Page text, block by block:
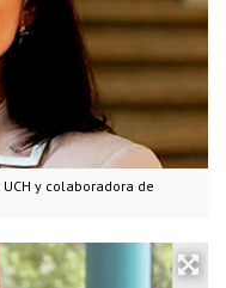
y colaboradora de